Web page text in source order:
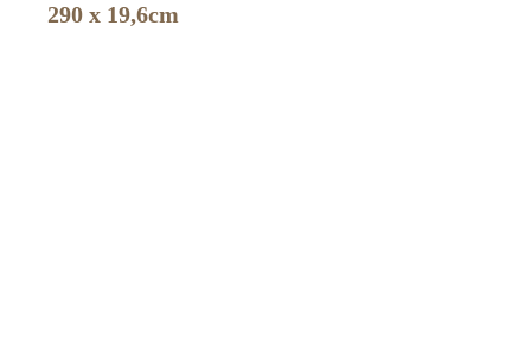
290 x 19,6cm